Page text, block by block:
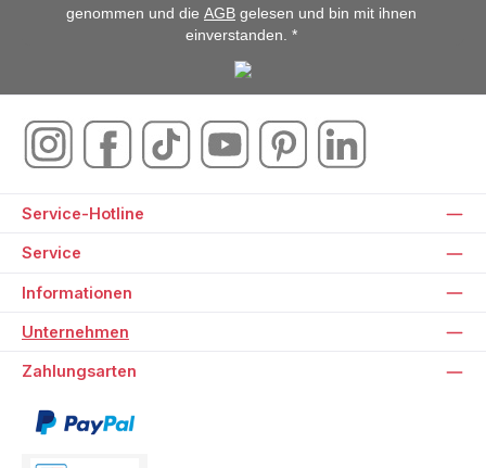
genommen und die AGB gelesen und bin mit ihnen
einverstanden. *
Service-Hotline
Service
Informationen
Unternehmen
Zahlungsarten